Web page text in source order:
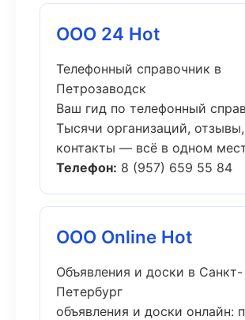
ООО 24 Hot
Телефонный справочник в
Петрозаводск
Ваш гид по телефонный
Тысячи организаций, отзывы,
контакты — всё в одном
Телефон: 8 (957) 659 55 84
ООО Online Hot
Объявления и доски в Санкт-
Петербург
объявления и доски онлайн: